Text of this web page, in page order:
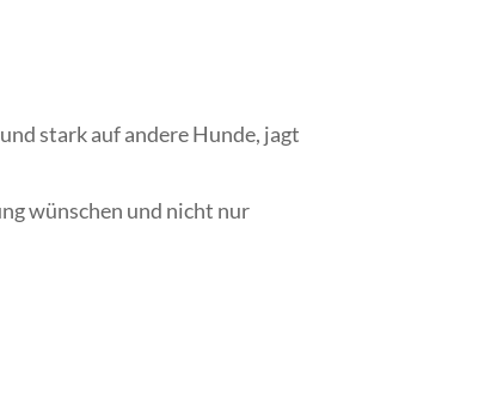
stark auf andere Hunde, jagt
wünschen und nicht nur